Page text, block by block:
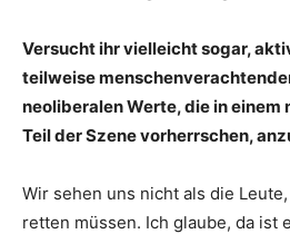
Versucht ihr vielleicht sogar,
teilweise
neoliberalen Werte, die in
Teil der Szene vorherrschen,
Wir sehen uns nicht als die
retten müssen. Ich glaube, da ist